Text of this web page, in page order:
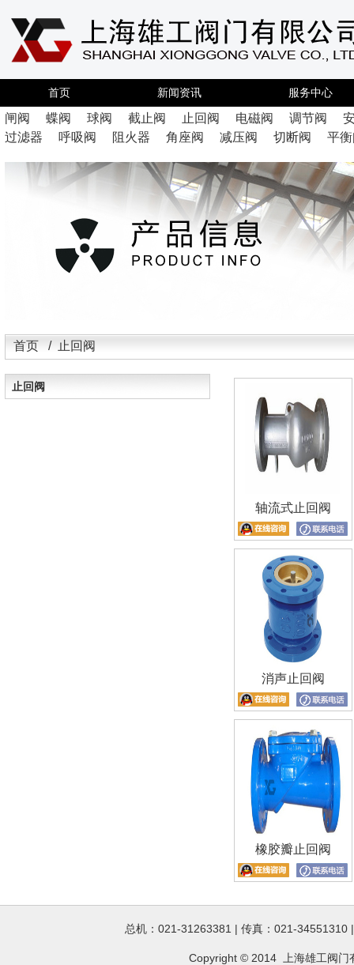
首页 新闻资讯 服务中心
闸阀 蝶阀 球阀 截止阀 止回阀 电磁阀 调节阀
过滤器
呼吸阀 阻火器 角座阀 减压阀 切断阀 平
首页 / 止回阀
止回阀
轴流式止回阀
消声止回阀
橡胶瓣止回阀
总机：021-31263381 | 传真：021-
Copyright © 2014 上海雄工阀门